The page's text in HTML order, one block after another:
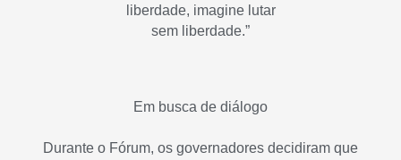
liberdade, imagine lutar
sem liberdade.”
Em busca de diálogo
Durante o Fórum, os governadores decidiram que